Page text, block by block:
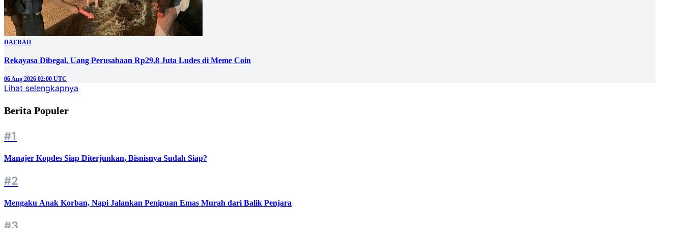
DAERAH
Rekayasa Dibegal, Uang Perusahaan Rp29,8 Juta Ludes di Meme Coin
06 Aug 2026 02:00 UTC
Lihat selengkapnya
Berita Populer
#1
Manajer Kopdes Siap Diterjunkan, Bisnisnya Sudah Siap?
#2
Mengaku Anak Korban, Napi Jalankan Penipuan Emas Murah dari Balik Penjara